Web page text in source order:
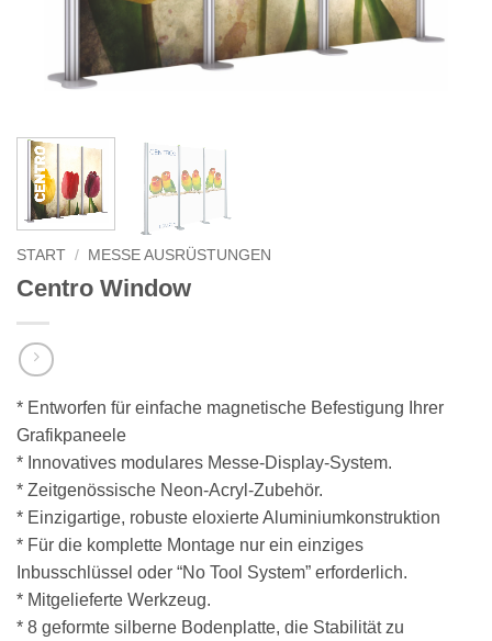
START / MESSE AUSRÜSTUNGEN
Centro Window
* Entworfen für einfache magnetische Befestigung Ihrer
Grafikpaneele
* Innovatives modulares Messe-Display-System.
* Zeitgenössische Neon-Acryl-Zubehör.
* Einzigartige, robuste eloxierte Aluminiumkonstruktion
* Für die komplette Montage nur ein einziges
Inbusschlüssel oder “No Tool System” erforderlich.
* Mitgelieferte Werkzeug.
* 8 geformte silberne Bodenplatte, die Stabilität zu